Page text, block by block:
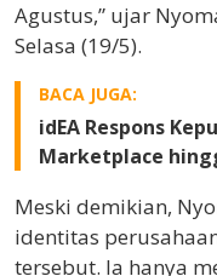
Agustus,” ujar
Selasa (19/5).
BACA JUGA:
idEA Respons
Marketplace
Meski demikian,
identitas
tersebut. Ia hanya